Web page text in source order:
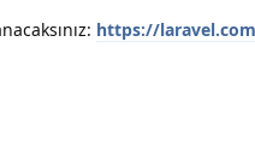
https://